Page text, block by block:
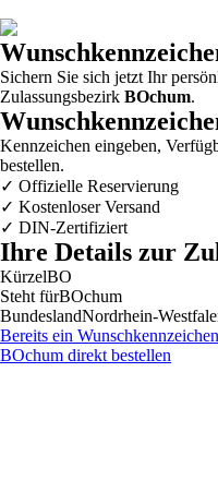
Sichern Sie sich jetzt Ihr
Zulassungsbezirk BOchum.
Kennzeichen eingeben,
bestellen.
✓ Offizielle Reservierung
✓ Kostenloser Versand
✓ DIN-Zertifiziert
Ihre Details zur
KürzelBO
Steht fürBOchum
BundeslandNordrhein-
Bereits ein
BOchum direkt bestellen